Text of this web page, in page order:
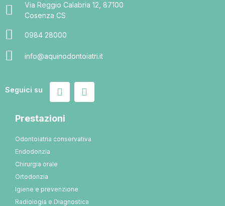
Via Reggio Calabria 12, 87100
Cosenza CS
0984 28000
info@aquinodontoiatri.it
Seguici su
Prestazioni
Odontoiatria conservativa
Endodonzia
Chirurgia orale
Ortodonzia
Igiene e prevenzione
Radiologia e Diagnostica